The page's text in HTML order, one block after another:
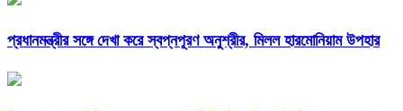
প্রধানমন্ত্রীর সঙ্গে দেখা করে স্বপ্নপূরণ অনুশ্রীর, মিলল হারমোনিয়াম উপহার